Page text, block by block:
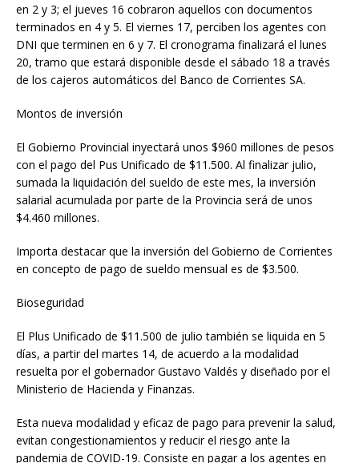
en 2 y 3; el jueves 16 cobraron aquellos con documentos
terminados en 4 y 5. El viernes 17, perciben los agentes con
DNI que terminen en 6 y 7. El cronograma finalizará el lunes
20, tramo que estará disponible desde el sábado 18 a través
de los cajeros automáticos del Banco de Corrientes SA.
Montos de inversión
El Gobierno Provincial inyectará unos $960 millones de pesos
con el pago del Pus Unificado de $11.500. Al finalizar julio,
sumada la liquidación del sueldo de este mes, la inversión
salarial acumulada por parte de la Provincia será de unos
$4.460 millones.
Importa destacar que la inversión del Gobierno de Corrientes
en concepto de pago de sueldo mensual es de $3.500.
Bioseguridad
El Plus Unificado de $11.500 de julio también se liquida en 5
días, a partir del martes 14, de acuerdo a la modalidad
resuelta por el gobernador Gustavo Valdés y diseñado por el
Ministerio de Hacienda y Finanzas.
Esta nueva modalidad y eficaz de pago para prevenir la salud,
evitan congestionamientos y reducir el riesgo ante la
pandemia de COVID-19. Consiste en pagar a los agentes en